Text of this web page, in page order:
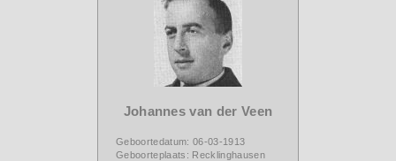
Johannes van der Veen
Geboortedatum: 06-03-1913
Geboorteplaats: Recklinghausen